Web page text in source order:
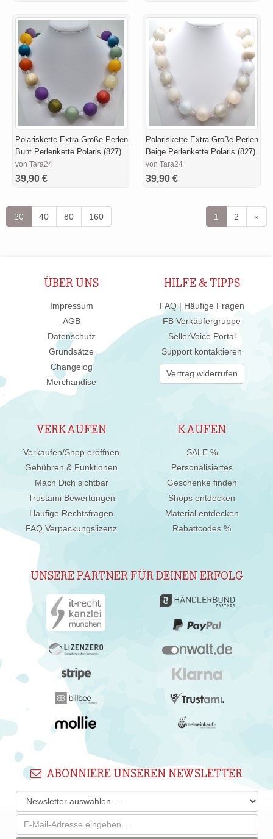
Polariskette Extra Große Perlen
Bunt Perlenkette Polaris (827)
von Tara24
39,90 €
Polariskette Extra Große Perlen
Beige Perlenkette Polaris (827)
von Tara24
39,90 €
20 40 80 160 1 2 »
ÜBER UNS
Impressum
AGB
Datenschutz
Grundsätze
Changelog
Merchandise
HILFE & TIPPS
FAQ | Häufige Fragen
FB Verkäufergruppe
SellerVoice Portal
Support kontaktieren
Vertrag widerrufen
VERKAUFEN
Verkaufen/Shop eröffnen
Gebühren & Funktionen
Mach Dich sichtbar
Trustami Bewertungen
Häufige Rechtsfragen
FAQ Verpackungslizenz
KAUFEN
SALE %
Personalisiertes
Geschenke finden
Shops entdecken
Material entdecken
Rabattcodes %
UNSERE PARTNER FÜR DEINEN ERFOLG
ABONNIERE UNSEREN NEWSLETTER